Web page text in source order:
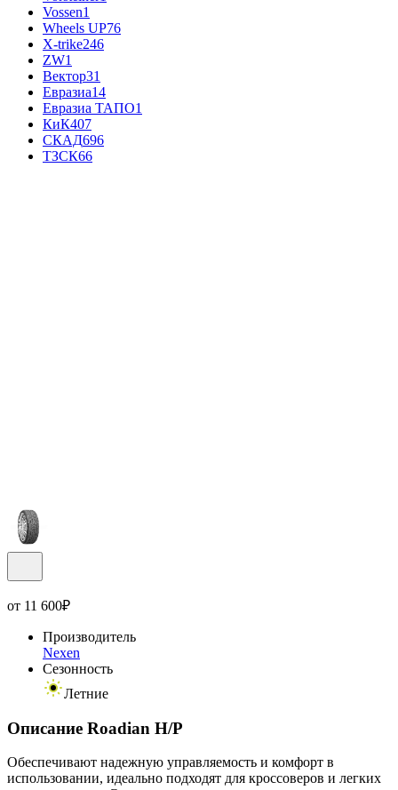
Vossen1
Wheels UP76
X-trike246
ZW1
Вектор31
Евразиа14
Евразиа ТАПО1
КиК407
СКАД696
ТЗСК66
от 11 600₽
Производитель
Nexen
Сезонность
Летние
Описание Roadian H/P
Обеспечивают надежную управляемость и комфорт в
использовании, идеально подходят для кроссоверов и легких